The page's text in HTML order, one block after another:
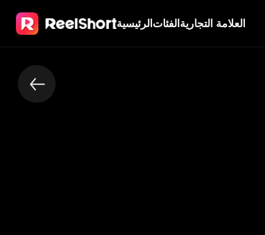
الرئيسيةالفئاتالعلامة التجارية